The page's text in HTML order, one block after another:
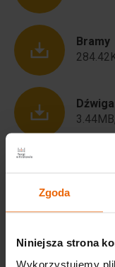
Zgoda
Niniejsza strona
Wykorzystujemy
Bramy